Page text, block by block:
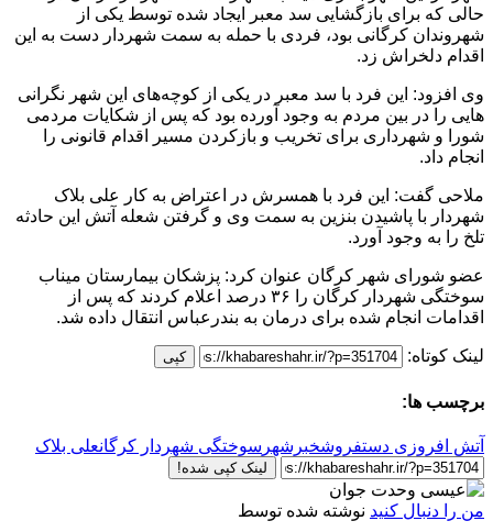
حالی که برای بازگشایی سد معبر ایجاد شده توسط یکی از
شهروندان کرگانی بود، فردی با حمله به سمت شهردار دست به این
اقدام دلخراش زد.
وی افزود: این فرد با سد معبر در یکی از کوچه‌های این شهر نگرانی
هایی را در بین مردم به وجود آورده بود که پس از شکایات مردمی
شورا و شهرداری برای تخریب و بازکردن مسیر اقدام قانونی را
انجام داد.
ملاحی گفت: این فرد با همسرش در اعتراض به کار علی بلاک
شهردار با پاشیدن بنزین به سمت وی و گرفتن شعله آتش این حادثه
تلخ را به وجود آورد.
عضو شورای شهر کرگان عنوان کرد: پزشکان بیمارستان میناب
سوختگی شهردار کرگان را ۳۶ درصد اعلام کردند که پس از
اقدامات انجام شده برای درمان به بندرعباس انتقال داده شد.
لینک کوتاه: کپی
برچسب ها:
آتش افروزی دستفروشخبرشهر سوختگی شهردار کرگانعلی بلاک
لینک کپی شده!
من را دنبال کنید نوشته شده توسط